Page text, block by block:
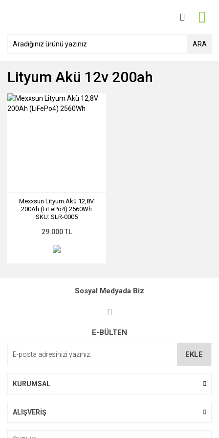
ARA
Lityum Akü 12v 200ah
Mexxsun Lityum Akü 12,8V
200Ah (LiFePo4) 2560Wh
SKU: SLR-0005
29.000 TL
Sosyal Medyada Biz
E-BÜLTEN
EKLE
KURUMSAL
ALIŞVERİŞ